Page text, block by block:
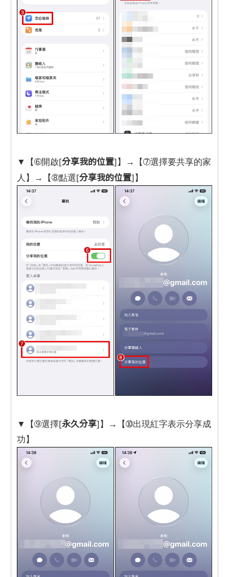
▼【➅開啟[分享我的位置]】→【➆選擇要共享的家
人】→【➇點選[分享我的位置]】
▼【➈選擇[永久分享]】→【➉出現紅字表示分享成
功】